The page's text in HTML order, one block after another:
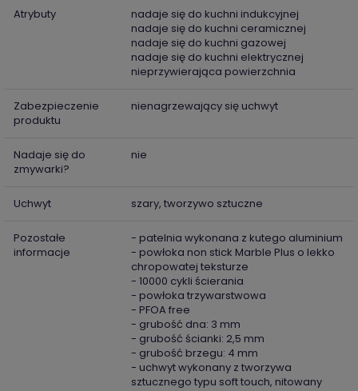
Atrybuty
nadaje się do kuchni indukcyjnej
nadaje się do kuchni ceramicznej
nadaje się do kuchni gazowej
nadaje się do kuchni elektrycznej
nieprzywierająca powierzchnia
Zabezpieczenie
produktu
nienagrzewający się uchwyt
Nadaje się do
zmywarki?
nie
Uchwyt szary, tworzywo sztuczne
Pozostałe
informacje
- patelnia wykonana z kutego aluminium
- powłoka non stick Marble Plus o lekko
chropowatej teksturze
- 10000 cykli ścierania
- powłoka trzywarstwowa
- PFOA free
- grubość dna: 3 mm
- grubość ścianki: 2,5 mm
- grubość brzegu: 4 mm
- uchwyt wykonany z tworzywa
sztucznego typu soft touch, nitowany